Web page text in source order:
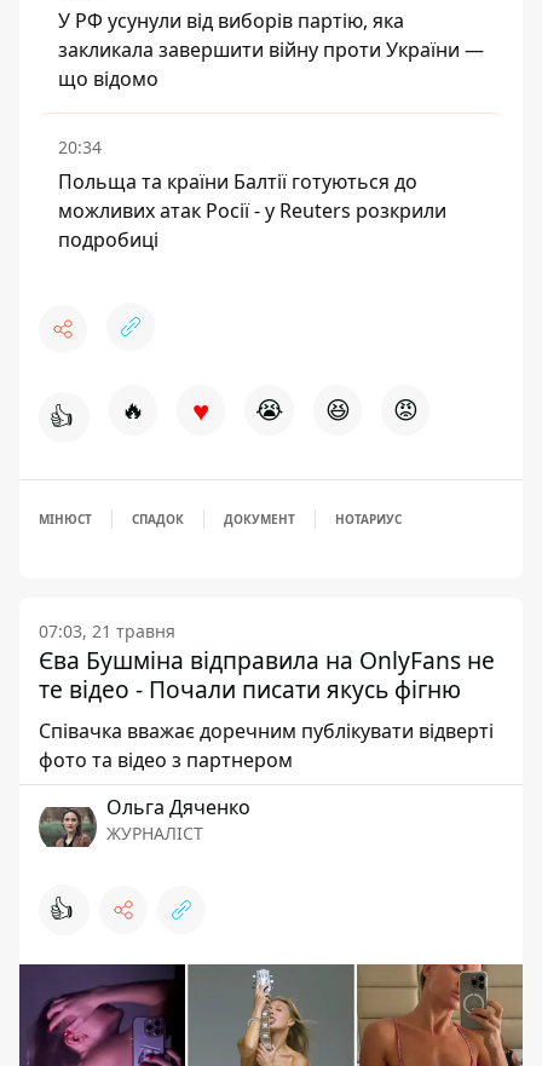
У РФ усунули від виборів партію, яка
закликала завершити війну проти України —
що відомо
20:34
Польща та країни Балтії готуються до
можливих атак Росії - у Reuters розкрили
подробиці
👍 🔥 ♥ 😭 😆 😡
МІНЮСТ СПАДОК ДОКУМЕНТ НОТАРИУС
07:03, 21 травня
Єва Бушміна відправила на OnlyFans не
те відео - Почали писати якусь фігню
Співачка вважає доречним публікувати відверті
фото та відео з партнером
Ольга Дяченко
ЖУРНАЛІСТ
👍